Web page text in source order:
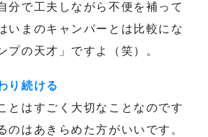
分で工夫しながら不便を補って
いまのキャンパーとは比較にな
プの天才」ですよ（笑）。
り続ける
とはすごく大切なことなのです
のはあきらめた方がいいです。